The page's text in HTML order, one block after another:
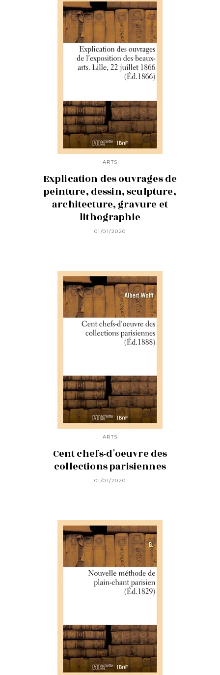
ARTS
Explication des ouvrages de
peinture, dessin, sculpture,
architecture, gravure et
lithographie
01/01/2020
ARTS
Cent chefs-d'oeuvre des
collections parisiennes
01/01/2020